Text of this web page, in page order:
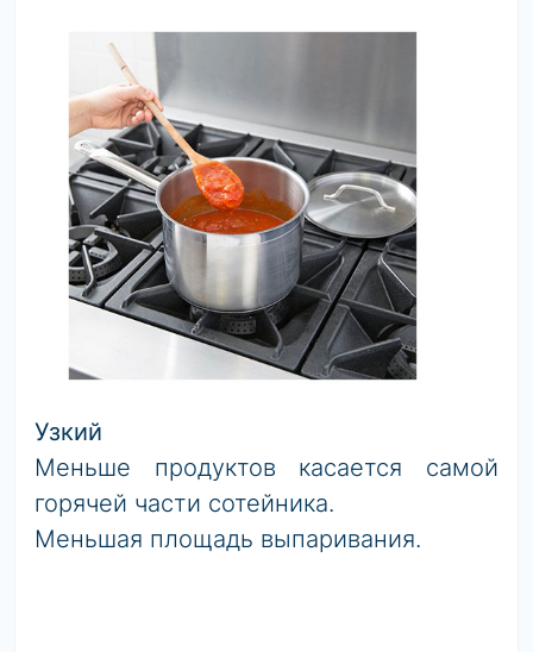
Узкий
Меньше продуктов касается самой
горячей части сотейника.
Меньшая площадь выпаривания.